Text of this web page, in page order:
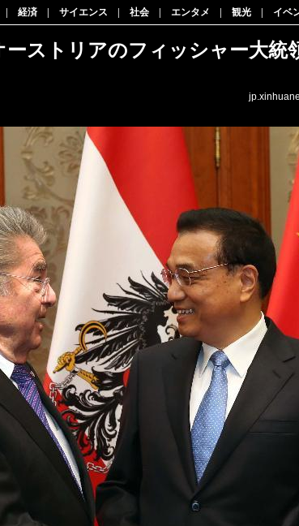
経済| サイエンス 社会| エンタメ 観光| イベ
ーストリアのフィッシャー大統